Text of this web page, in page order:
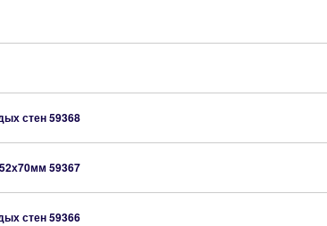
стен59368
59367
стен59366